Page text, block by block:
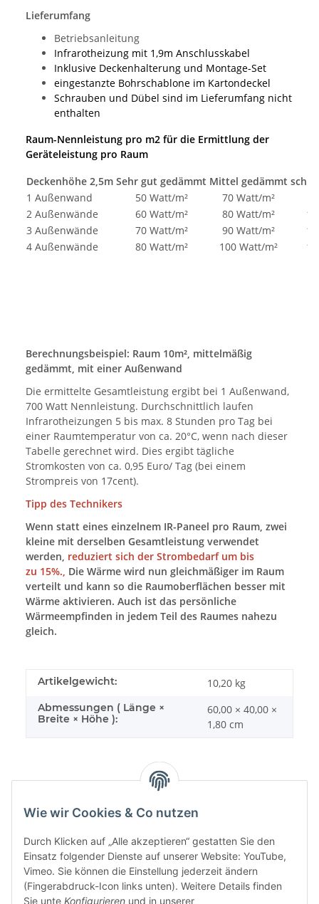
Lieferumfang
Betriebsanleitung
Infrarotheizung mit 1,9m Anschlusskabel
Inklusive Deckenhalterung und Montage-Set
eingestanzte Bohrschablone im Kartondeckel
Schrauben und Dübel sind im Lieferumfang nicht
enthalten
Raum-Nennleistung pro m2 für die Ermittlung der
Geräteleistung pro Raum
Deckenhöhe 2,5m Sehr gut gedämmt Mittel gedämmt
1 Außenwand
50 Watt/m² 70 Watt/m²
2 Außenwände
60 Watt/m² 80 Watt/m²
3 Außenwände
70 Watt/m² 90 Watt/m²
4 Außenwände
80 Watt/m² 100 Watt/m²
Berechnungsbeispiel: Raum 10m², mittelmäßig
gedämmt, mit einer Außenwand
Die ermittelte Gesamtleistung ergibt bei 1 Außenwand,
700 Watt Nennleistung. Durchschnittlich laufen
Infrarotheizungen 5 bis max. 8 Stunden pro Tag bei
einer Raumtemperatur von ca. 20°C, wenn nach dieser
Tabelle gerechnet wird. Dies ergibt tägliche
Stromkosten von ca. 0,95 Euro/ Tag (bei einem
Strompreis von 17cent).
Tipp des Technikers
Wenn statt eines einzelnem IR-Paneel pro Raum, zwei
kleine mit derselben Gesamtleistung verwendet
werden, reduziert sich der Strombedarf um bis
zu 15%., Die Wärme wird nun gleichmäßiger im Raum
verteilt und kann so die Raumoberflächen besser mit
Wärme aktivieren. Auch ist das persönliche
Wärmeempfinden in jedem Teil des Raumes nahezu
gleich.
Artikelgewicht: 10,20 kg
Abmessungen ( Länge ×
Breite × Höhe ):
60,00 × 40,00 ×
1,80 cm
Sonstiges
Wie wir Cookies & Co nutzen
Durch Klicken auf „Alle akzeptieren“ gestatten Sie den
Einsatz folgender Dienste auf unserer Website: YouTube,
Vimeo. Sie können die Einstellung jederzeit ändern
(Fingerabdruck-Icon links unten). Weitere Details finden
Sie unte Konfigurieren und in unserer